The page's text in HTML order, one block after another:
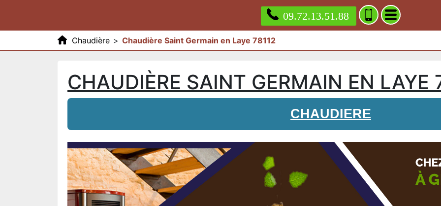
09.72.13.51.88
Chaudière > Chaudière Saint Germain en Laye 78112
CHAUDIÈRE SAINT GERMAIN EN LAYE
CHAUDIERE